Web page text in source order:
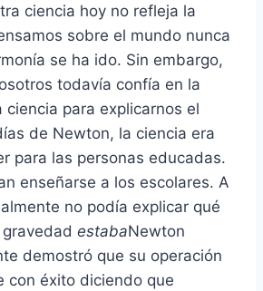
ciencia hoy no refleja la
sobre el mundo nunca
se ha ido. Sin embargo,
todavía confía en la
ciencia para explicarnos el
de Newton, la ciencia era
para las personas educadas.
enseñarse a los escolares. A
no podía explicar qué
estabaNewton
demostró que su operación
con éxito diciendo que